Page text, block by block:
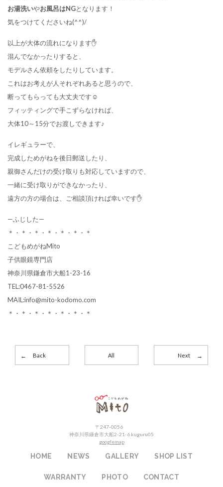
お湯洗いやお風呂はNGとなります！
気をつけてくださいね(^^)/
以上が大体の流れになります✋
混んでなかったりすると、
モデルさん依頼をしたりしています。
これはお考えが人それぞれあると思うので、
断ってもらっても大丈夫です☺
フィッティングで手こずらなければ、
大体10～15分でお渡しできます♪
イレギュラーで、
完成しためがねを後日郵送したり、
親御さんだけの受け取りも対応していますので、
一緒に受け取りができなかったり、
遠方の方の場合は、ご相談頂ければ幸いです✋
—ふじした—
＊・＊・＊・＊・＊・＊・＊
こどもめがねMito
子供眼鏡専門店
神奈川県鎌倉市大船1-23-16
TEL:0467-81-5526
MAIL:info@mito-kodomo.com
＊・＊・＊・＊・＊・＊・＊
Back All Next
〒247-0056
神奈川県鎌倉市大船2-21-6 kuguru05
googlemap
HOME NEWS GALLERY SHOP LIST
WARRANTY PHOTO CONTACT